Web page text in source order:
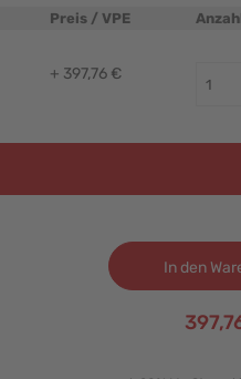
Preis / VPE
+ 397,76 €
In den